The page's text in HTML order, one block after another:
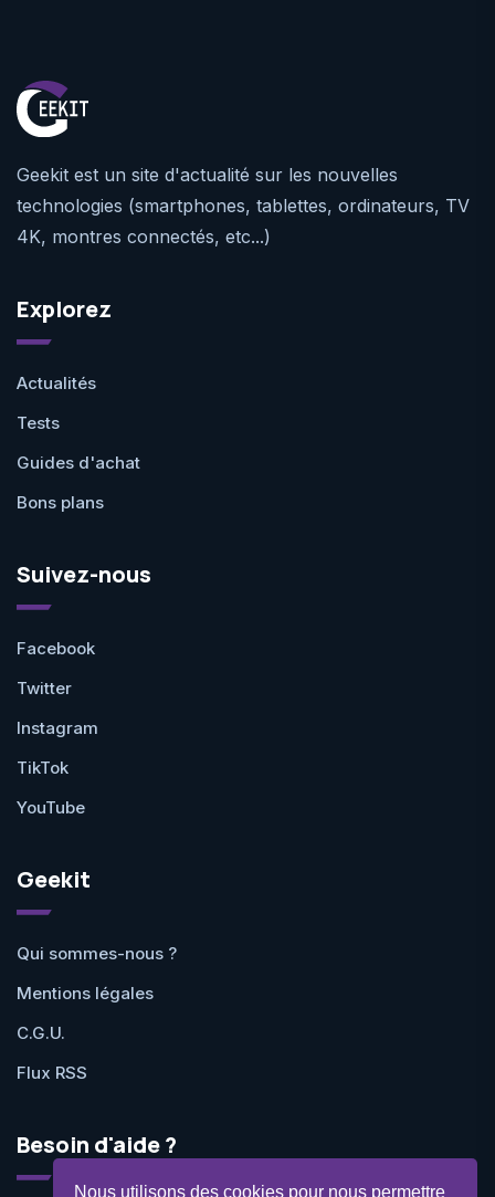
Nous utilisons des cookies pour nous permettre
Geekit est un site d'actualité sur les nouvelles
technologies (smartphones, tablettes, ordinateurs, TV
4K, montres connectés, etc...)
Explorez
Actualités
Tests
Guides d'achat
Bons plans
Suivez-nous
Facebook
Twitter
Instagram
TikTok
YouTube
Geekit
Qui sommes-nous ?
Mentions légales
C.G.U.
Flux RSS
Besoin d'aide ?